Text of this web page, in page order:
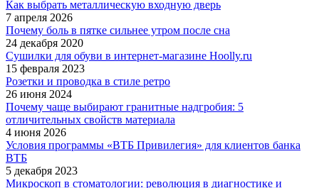
Как выбрать металлическую входную дверь
7 апреля 2026
Почему боль в пятке сильнее утром после сна
24 декабря 2020
Сушилки для обуви в интернет-магазине Hoolly.ru
15 февраля 2023
Розетки и проводка в стиле ретро
26 июня 2024
Почему чаще выбирают гранитные надгробия: 5
отличительных свойств материала
4 июня 2026
Условия программы «ВТБ Привилегия» для клиентов банка
ВТБ
5 декабря 2023
Микроскоп в стоматологии: революция в диагностике и